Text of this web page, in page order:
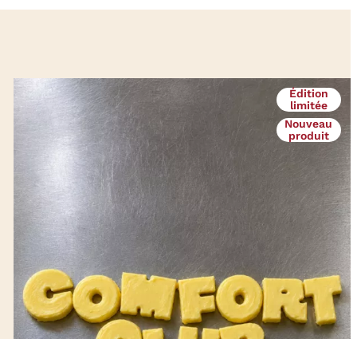
Édition
limitée
Nouveau
produit